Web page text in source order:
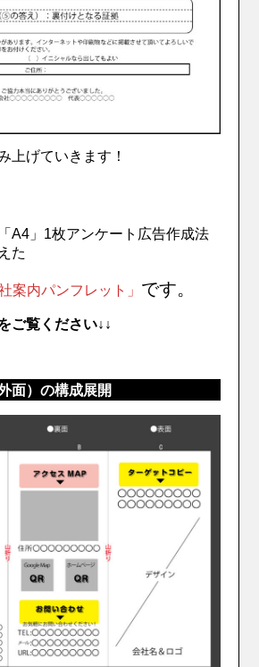
上げていきます！
A4」1枚アンケート広告作成法
た
案内パンフレット」 です。
ご覧ください↓↓
面）の構成展開